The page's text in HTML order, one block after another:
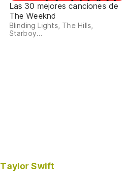
Las 30 mejores canciones de
The Weeknd
Blinding Lights, The Hills,
Starboy...
Taylor Swift